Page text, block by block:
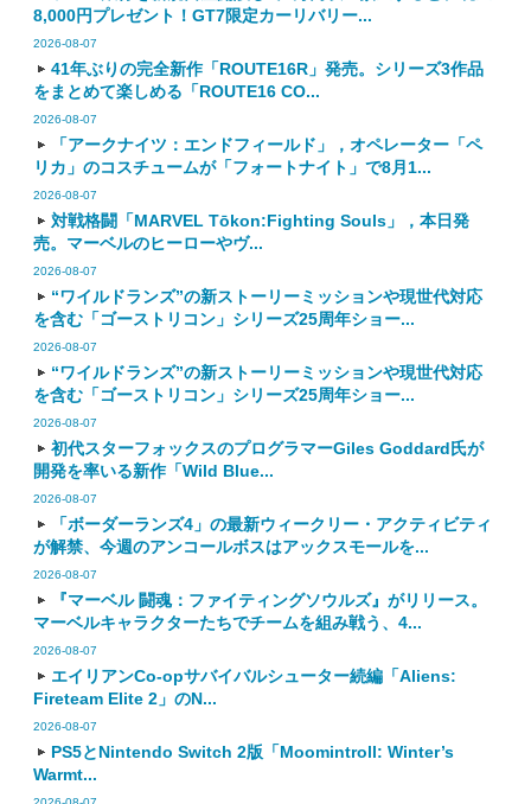
8,000円プレゼント！GT7限定カーリバリー...
2026-08-07
41年ぶりの完全新作「ROUTE16R」発売。シリーズ3作品
をまとめて楽しめる「ROUTE16 CO...
2026-08-07
「アークナイツ：エンドフィールド」，オペレーター「ペ
リカ」のコスチュームが「フォートナイト」で8月1...
2026-08-07
対戦格闘「MARVEL Tōkon:Fighting Souls」，本日発
売。マーベルのヒーローやヴ...
2026-08-07
“ワイルドランズ”の新ストーリーミッションや現世代対応
を含む「ゴーストリコン」シリーズ25周年ショー...
2026-08-07
“ワイルドランズ”の新ストーリーミッションや現世代対応
を含む「ゴーストリコン」シリーズ25周年ショー...
2026-08-07
初代スターフォックスのプログラマーGiles Goddard氏が
開発を率いる新作「Wild Blue...
2026-08-07
「ボーダーランズ4」の最新ウィークリー・アクティビティ
が解禁、今週のアンコールボスはアックスモールを...
2026-08-07
『マーベル 闘魂：ファイティングソウルズ』がリリース。
マーベルキャラクターたちでチームを組み戦う、4...
2026-08-07
エイリアンCo-opサバイバルシューター続編「Aliens:
Fireteam Elite 2」のN...
2026-08-07
PS5とNintendo Switch 2版「Moomintroll: Winter’s
Warmt...